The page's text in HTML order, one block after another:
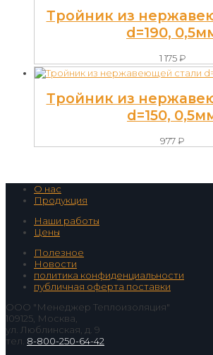
Тройник из
d=190,
1 175₽
Тройник из
d=150,
977₽
О нас
Продукция
Наши работы
Цены
Полезное
Новости
политика конфиденциальности
публичная оферта поставки
ООО "Менеджер Теплоизоляция"
109125, Москва,
ул. Люблинская, д. 9
тел. 8-800-250-64-42